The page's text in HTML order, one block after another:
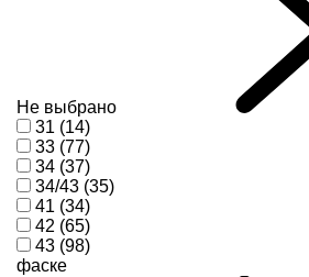
Не выбрано
31 (14)
33 (77)
34 (37)
34/43 (35)
41 (34)
42 (65)
43 (98)
фаске